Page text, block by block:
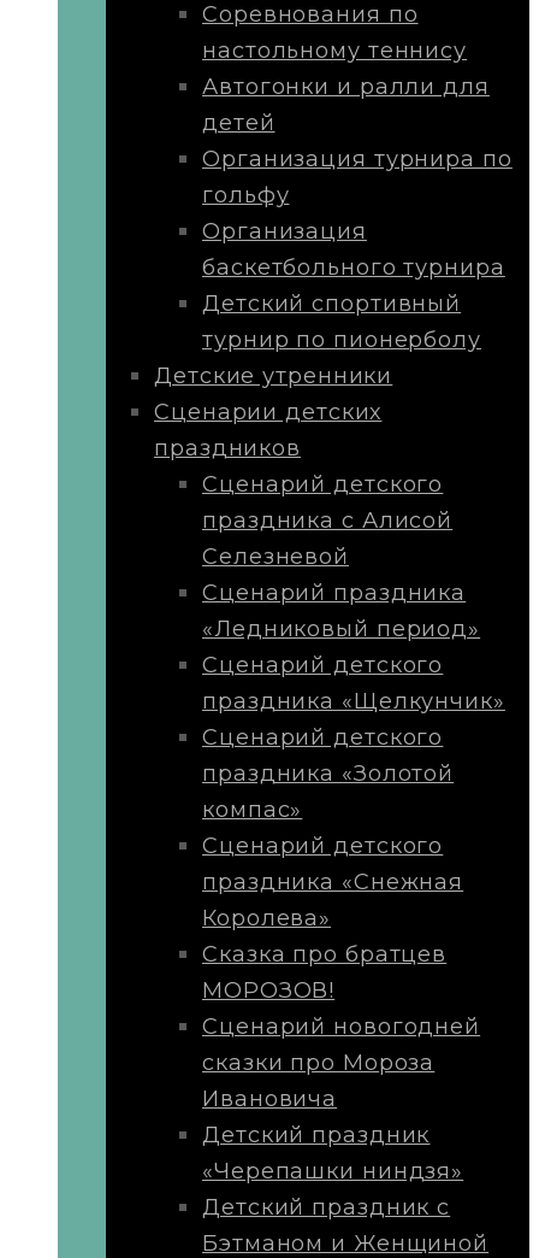
Соревнования по
настольному теннису
Автогонки и ралли для
детей
Организация турнира по
гольфу
Организация
баскетбольного турнира
Детский спортивный
турнир по пионерболу
Детские утренники
Сценарии детских
праздников
Сценарий детского
праздника с Алисой
Селезневой
Сценарий праздника
«Ледниковый период»
Сценарий детского
праздника «Щелкунчик»
Сценарий детского
праздника «Золотой
компас»
Сценарий детского
праздника «Снежная
Королева»
Сказка про братцев
МОРОЗОВ!
Сценарий новогодней
сказки про Мороза
Ивановича
Детский праздник
«Черепашки ниндзя»
Детский праздник с
Бэтманом и Женщиной